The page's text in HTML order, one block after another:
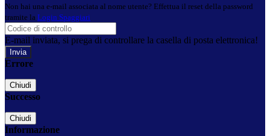
Non hai una e-mail associata al nome utente? Effettua il reset della password
tramite la Login Spaggiari
E-mail inviata, si prega di controllare la casella di posta elettronica!
Errore
Chiudi
Successo
Chiudi
Informazione